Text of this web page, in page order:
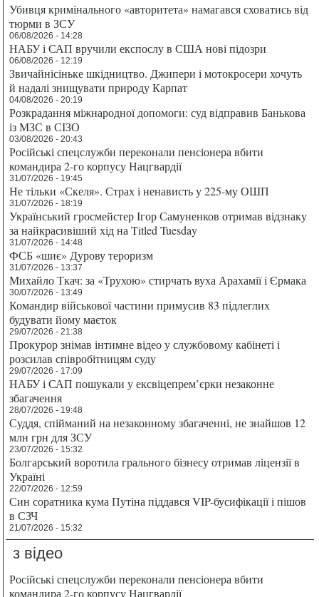
Убивця кримінального «авторитета» намагався сховатись від
тюрми в ЗСУ
06/08/2026 - 14:28
НАБУ і САП вручили експослу в США нові підозри
06/08/2026 - 12:19
Звичайнісіньке шкідництво. Джипери і мотокросери хочуть
й надалі знищувати природу Карпат
04/08/2026 - 20:19
Розкрадання міжнародної допомоги: суд відправив Банькова
із МЗС в СІЗО
03/08/2026 - 20:43
Російські спецслужби переконали пенсіонера вбити
командира 2-го корпусу Нацгвардії
31/07/2026 - 19:45
Не тільки «Скеля». Страх і ненависть у 225-му ОШП
31/07/2026 - 18:19
Український гросмейстер Ігор Самуненков отримав відзнаку
за найкрасивіший хід на Titled Tuesday
31/07/2026 - 14:48
ФСБ «шиє» Дурову тероризм
31/07/2026 - 13:37
Михайло Ткач: за «Трухою» стирчать вуха Арахамії і Єрмака
30/07/2026 - 13:49
Командир військової частини примусив 83 підлеглих
будувати йому маєток
29/07/2026 - 21:38
Прокурор знімав інтимне відео у службовому кабінеті і
розсилав співробітницям суду
29/07/2026 - 17:09
НАБУ і САП пошукали у ексвіцепрем’єрки незаконне
збагачення
28/07/2026 - 19:48
Суддя, спійманий на незаконному збагаченні, не знайшов 12
млн грн для ЗСУ
23/07/2026 - 15:32
Болгарський воротила грального бізнесу отримав ліцензії в
Україні
22/07/2026 - 12:59
Син соратника кума Путіна піддався VIP-бусифікації і пішов
в СЗЧ
21/07/2026 - 15:32
з відео
Російські спецслужби переконали пенсіонера вбити
командира 2-го корпусу Нацгвардії